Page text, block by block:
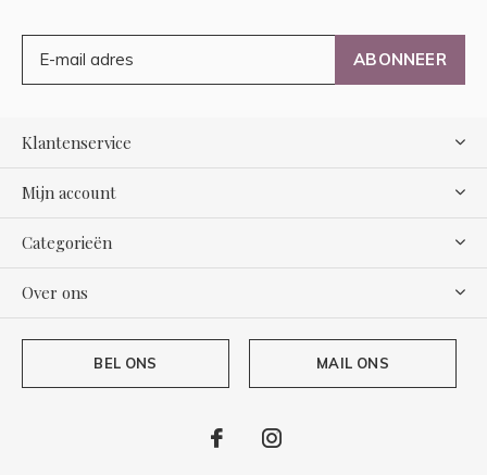
ABONNEER
Klantenservice
Mijn account
Categorieën
Over ons
BEL ONS MAIL ONS